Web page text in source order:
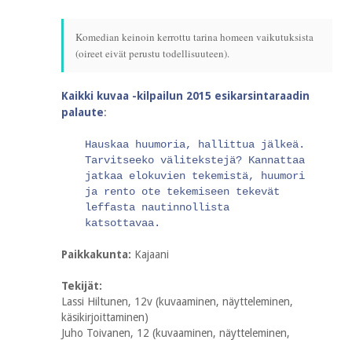
Komedian keinoin kerrottu tarina homeen vaikutuksista
(oireet eivät perustu todellisuuteen).
Kaikki kuvaa -kilpailun 2015 esikarsintaraadin
palaute:
Hauskaa huumoria, hallittua jälkeä.
Tarvitseeko välitekstejä? Kannattaa
jatkaa elokuvien tekemistä, huumori
ja rento ote tekemiseen tekevät
leffasta nautinnollista
katsottavaa.
Paikkakunta: Kajaani
Tekijät:
Lassi Hiltunen, 12v (kuvaaminen, näytteleminen,
käsikirjoittaminen)
Juho Toivanen, 12 (kuvaaminen, näytteleminen,